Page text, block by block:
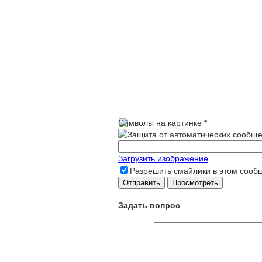
Символы на картинке*
Загрузить изображение
Разрешить смайлики в этом
Задать вопрос